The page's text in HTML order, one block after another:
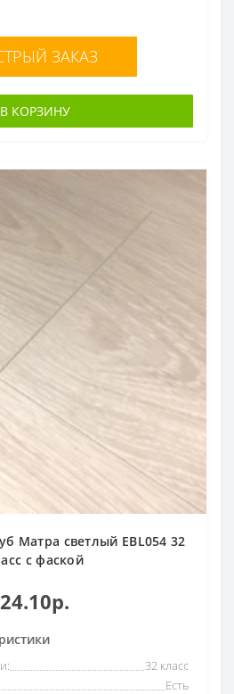
ЗАКАЗ
В КОРЗИНУ
Матра светлый EBL054 32
с фаской
24.10р.
32 класс
Есть